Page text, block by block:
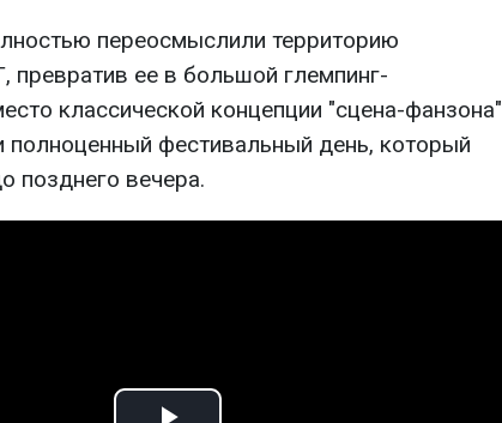
переосмыслили территорию
превратив ее в большой глемпинг-
классической концепции "сцена-фанзона"
полноценный фестивальный день, который
позднего вечера.